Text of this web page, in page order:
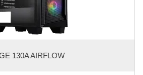
130A AIRFLOW